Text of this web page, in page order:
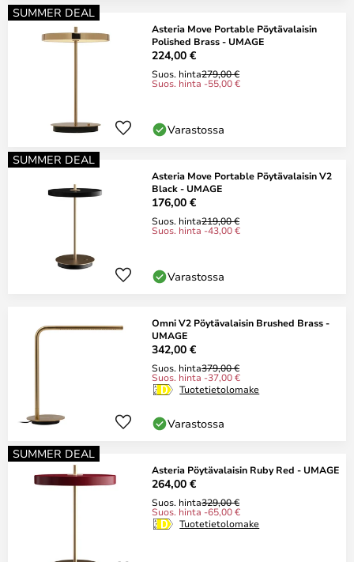
SUMMER DEAL
Asteria Move Portable Pöytävalaisin
Polished Brass - UMAGE
224,00 €
Suos. hinta279,00 €
Suos. hinta -55,00 €
Varastossa
SUMMER DEAL
Asteria Move Portable Pöytävalaisin V2
Black - UMAGE
176,00 €
Suos. hinta219,00 €
Suos. hinta -43,00 €
Varastossa
Omni V2 Pöytävalaisin Brushed Brass -
UMAGE
342,00 €
Suos. hinta379,00 €
Suos. hinta -37,00 €
Tuotetietolomake
Varastossa
SUMMER DEAL
Asteria Pöytävalaisin Ruby Red - UMAGE
264,00 €
Suos. hinta329,00 €
Suos. hinta -65,00 €
Tuotetietolomake